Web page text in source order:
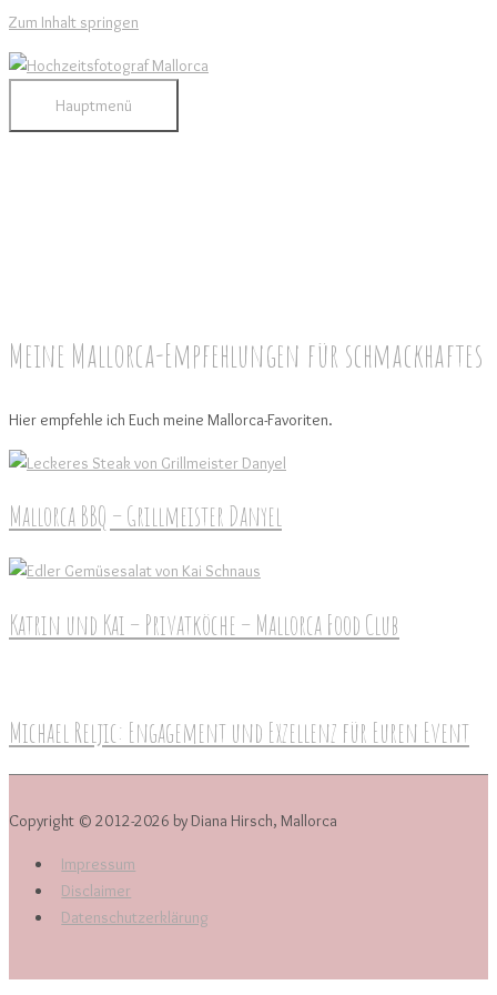
Zum Inhalt springen
Hauptmenü
Meine Mallorca-Empfehlungen für schmackhaftes
Hier empfehle ich Euch meine Mallorca-Favoriten.
Mallorca BBQ – Grillmeister Danyel
Katrin und Kai – Privatköche – Mallorca Food Club
Michael Reljic: Engagement und Exzellenz für Euren Event
Copyright © 2012-2026 by Diana Hirsch, Mallorca
Impressum
Disclaimer
Datenschutzerklärung